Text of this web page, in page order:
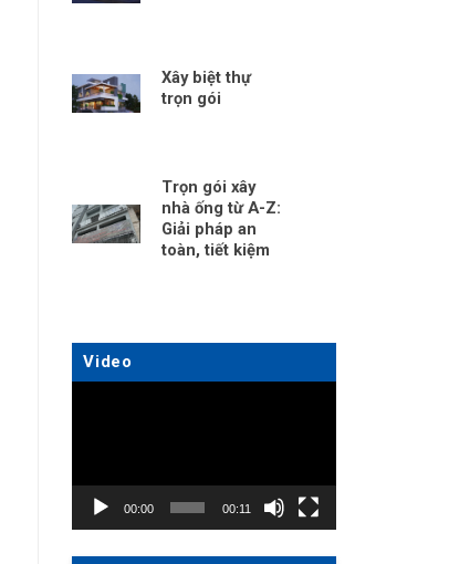
Xây biệt thự
trọn gói
Trọn gói xây
nhà ống từ A-Z:
Giải pháp an
toàn, tiết kiệm
Video
00:00 00:11